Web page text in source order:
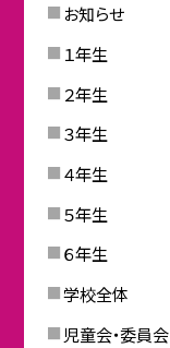
お知らせ
１年生
２年生
３年生
４年生
５年生
６年生
学校全体
児童会・委員会